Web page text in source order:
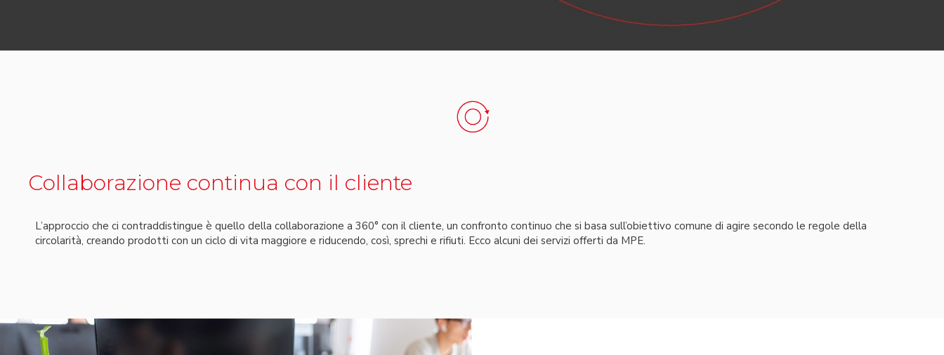
Collaborazione continua con il cliente
L’approccio che ci contraddistingue è quello della collaborazione a 360° con il cliente, un confronto continuo che si basa sull’obiettivo comune di agire secondo le regole della
circolarità, creando prodotti con un ciclo di vita maggiore e riducendo, così, sprechi e rifiuti. Ecco alcuni dei servizi offerti da MPE.